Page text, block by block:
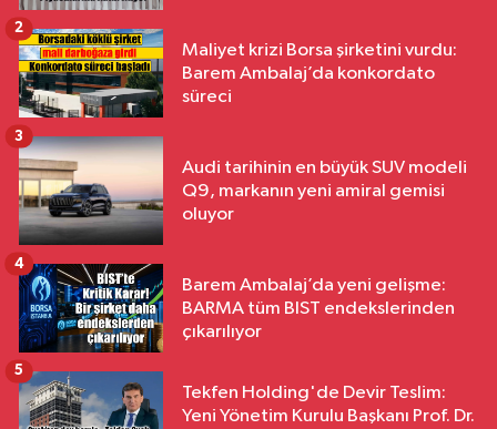
Maliyet krizi Borsa şirketini vurdu:
Barem Ambalaj’da konkordato
süreci
2
Audi tarihinin en büyük SUV modeli
Q9, markanın yeni amiral gemisi
oluyor
3
Barem Ambalaj’da yeni gelişme:
BARMA tüm BIST endekslerinden
çıkarılıyor
4
Tekfen Holding'de Devir Teslim:
Yeni Yönetim Kurulu Başkanı Prof. Dr.
5